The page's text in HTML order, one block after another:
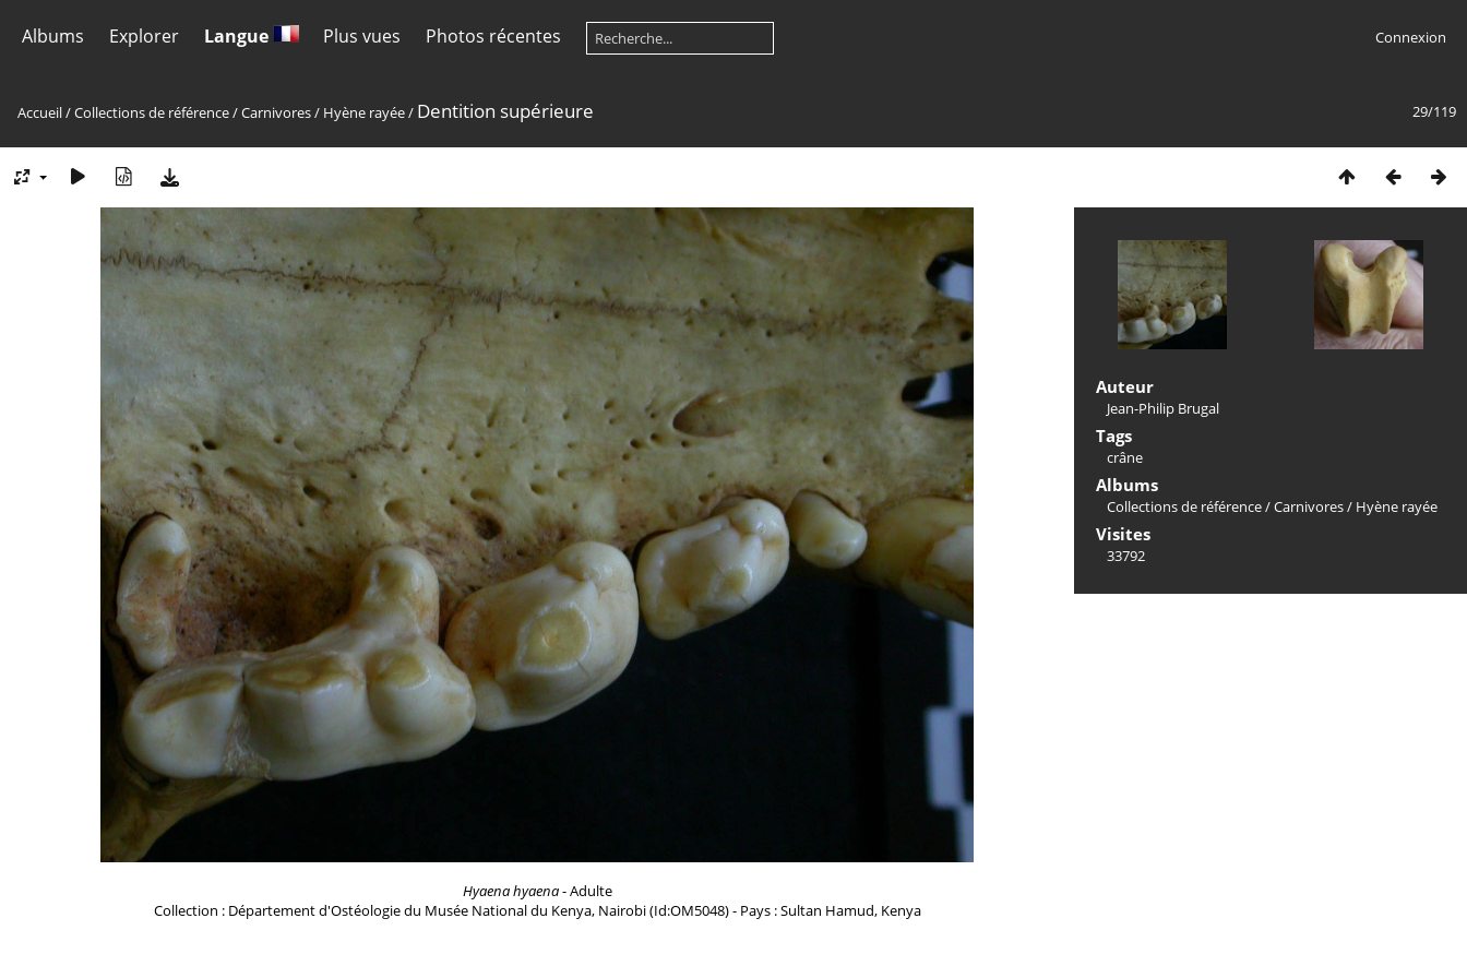
Albums Explorer Langue Plus vues Photos récentes Connexion
29/119
Accueil/Collections de référence/Carnivores/ Hyène rayée/ Dentition supérieure
Hyaena hyaena- Adulte
Collection : Département d'Ostéologie du Musée National du Kenya, Nairobi (Id:OM5048) - Pays : Sultan Hamud, Kenya
Auteur
Jean-Philip Brugal
Tags
crâne
Albums
Collections de référence/Carnivores/ Hyène rayée
Visites
33792